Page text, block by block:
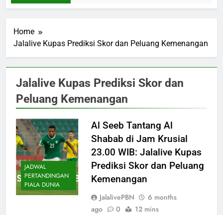
Home
Jalalive Kupas Prediksi Skor dan Peluang Kemenangan
Jalalive Kupas Prediksi Skor dan
Peluang Kemenangan
JADWAL
PERTANDINGAN
PIALA DUNIA
Al Seeb Tantang Al
Shabab di Jam Krusial
23.00 WIB: Jalalive Kupas
Prediksi Skor dan Peluang
Kemenangan
JalalivePBN
6 months
ago
0 12 mins